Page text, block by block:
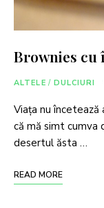
Brownies cu
ALTELE / DULCIURI
Viața nu încetează
că mă simt cumva
desertul ăsta …
READ MORE